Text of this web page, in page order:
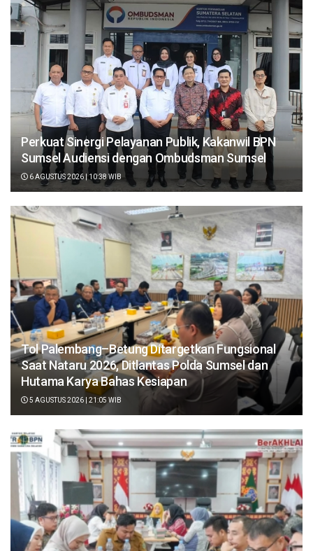
Perkuat Sinergi Pelayanan Publik, Kakanwil BPN
Sumsel Audiensi dengan Ombudsman Sumsel
6 AGUSTUS 2026 | 10:38 WIB
Tol Palembang–Betung Ditargetkan Fungsional
Saat Nataru 2026, Ditlantas Polda Sumsel dan
Hutama Karya Bahas Kesiapan
5 AGUSTUS 2026 | 21:05 WIB